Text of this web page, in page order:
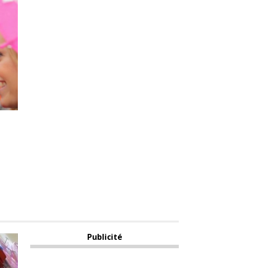
Publicité